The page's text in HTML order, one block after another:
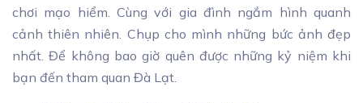
chơi mạo hiểm. Cùng với gia đình ngắm hình quanh
cảnh thiên nhiên. Chụp cho mình những bức ảnh đẹp
nhất. Để không bao giờ quên được những kỷ niệm khi
bạn đến tham quan Đà Lạt.